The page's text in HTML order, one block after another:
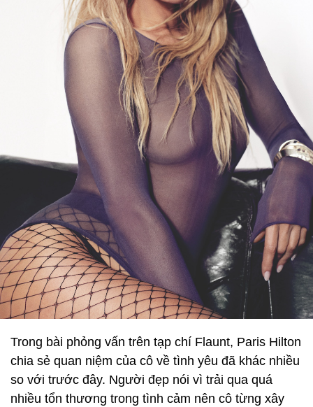
Trong bài phỏng vấn trên tạp chí Flaunt, Paris Hilton
chia sẻ quan niệm của cô về tình yêu đã khác nhiều
so với trước đây. Người đẹp nói vì trải qua quá
nhiều tổn thương trong tình cảm nên cô từng xây